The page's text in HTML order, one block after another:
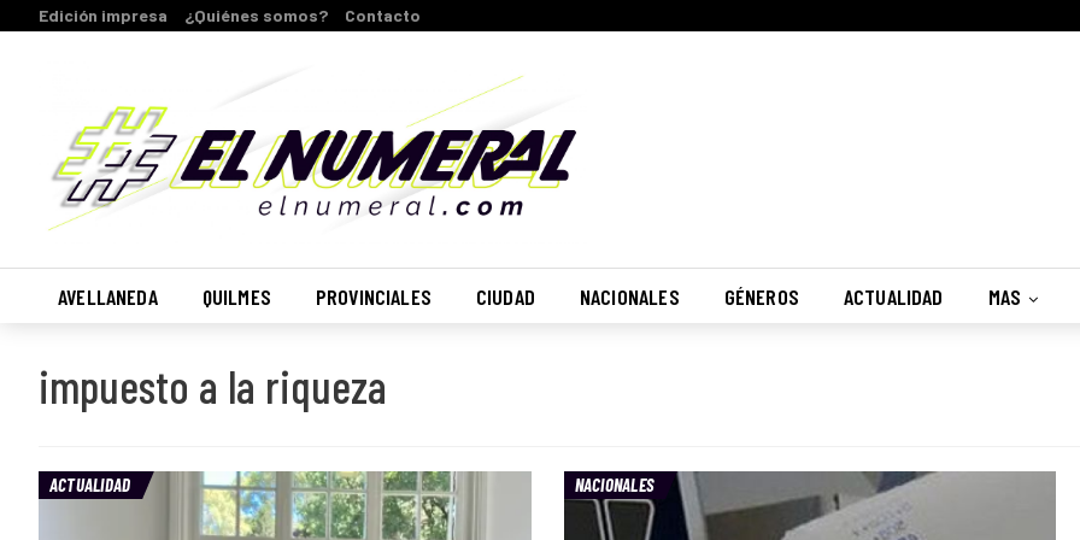
Edición impresa ¿Quiénes somos? Contacto
AVELLANEDA QUILMES PROVINCIALES CIUDAD NACIONALES GÉNEROS ACTUALIDAD MAS
impuesto a la riqueza
ACTUALIDAD NACIONALES